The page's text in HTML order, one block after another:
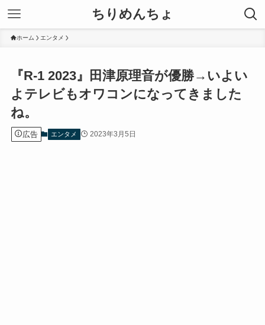
ちりめんちょ
ホーム エンタメ
『R-1 2023』田津原理音が優勝→いよい
よテレビもオワコンになってきました
ね。
広告 エンタメ 2023年3月5日